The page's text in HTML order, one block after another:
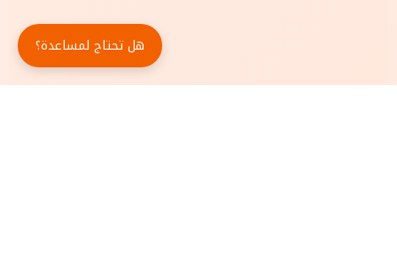
هل تحتاج لمساعدة؟